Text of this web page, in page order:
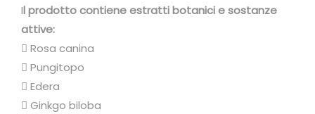
d
e
n
z
a
a
Il prodotto contiene estratti botanici e sostanze
attive:
 Rosa canina
 Pungitopo
 Edera
 Ginkgo biloba